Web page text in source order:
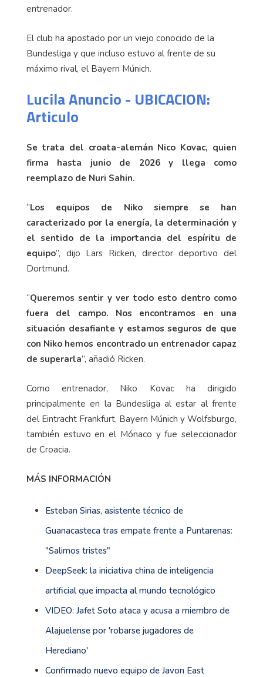
entrenador.
El club ha apostado por un viejo conocido de la
Bundesliga y que incluso estuvo al frente de su
máximo rival, el Bayern Múnich.
Lucila Anuncio - UBICACION:
Articulo
Se trata del croata-alemán Nico Kovac, quien
firma hasta junio de 2026 y llega como
reemplazo de Nuri Sahin.
“Los equipos de Niko siempre se han
caracterizado por la energía, la determinación y
el sentido de la importancia del espíritu de
equipo”, dijo Lars Ricken, director deportivo del
Dortmund.
“Queremos sentir y ver todo esto dentro como
fuera del campo. Nos encontramos en una
situación desafiante y estamos seguros de que
con Niko hemos encontrado un entrenador capaz
de superarla”, añadió Ricken.
Como entrenador, Niko Kovac ha dirigido
principalmente en la Bundesliga al estar al frente
del Eintracht Frankfurt, Bayern Múnich y Wolfsburgo,
también estuvo en el Mónaco y fue seleccionador
de Croacia.
MÁS INFORMACIÓN
Esteban Sirias, asistente técnico de
Guanacasteca tras empate frente a Puntarenas:
"Salimos tristes"
DeepSeek: la iniciativa china de inteligencia
artificial que impacta al mundo tecnológico
VIDEO: Jafet Soto ataca y acusa a miembro de
Alajuelense por 'robarse jugadores de
Herediano'
Confirmado nuevo equipo de Javon East